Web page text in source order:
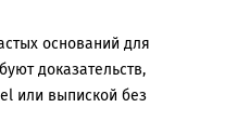
оснований для
доказательств,
или выпиской без